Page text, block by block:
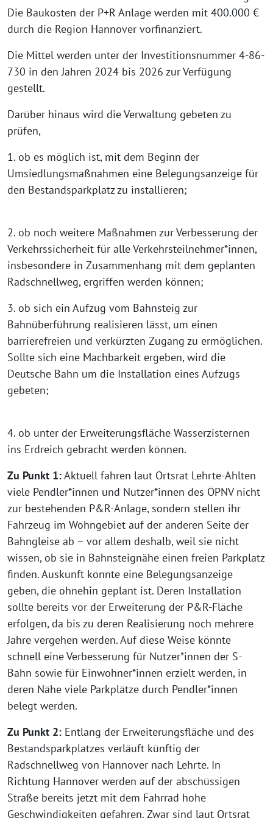
Die Baukosten der P+R Anlage werden mit 400.000 €
durch die Region Hannover vorfinanziert.
Die Mittel werden unter der Investitionsnummer 4-86-
730 in den Jahren 2024 bis 2026 zur Verfügung
gestellt.
Darüber hinaus wird die Verwaltung gebeten zu
prüfen,
1. ob es möglich ist, mit dem Beginn der
Umsiedlungsmaßnahmen eine Belegungsanzeige für
den Bestandsparkplatz zu installieren;
2. ob noch weitere Maßnahmen zur Verbesserung der
Verkehrssicherheit für alle Verkehrsteilnehmer*innen,
insbesondere in Zusammenhang mit dem geplanten
Radschnellweg, ergriffen werden können;
3. ob sich ein Aufzug vom Bahnsteig zur
Bahnüberführung realisieren lässt, um einen
barrierefreien und verkürzten Zugang zu ermöglichen.
Sollte sich eine Machbarkeit ergeben, wird die
Deutsche Bahn um die Installation eines Aufzugs
gebeten;
4. ob unter der Erweiterungsfläche Wasserzisternen
ins Erdreich gebracht werden können.
Zu Punkt 1:Aktuell fahren laut Ortsrat Lehrte-Ahlten
viele Pendler*innen und Nutzer*innen des ÖPNV nicht
zur bestehenden P&R-Anlage, sondern stellen ihr
Fahrzeug im Wohngebiet auf der anderen Seite der
Bahngleise ab – vor allem deshalb, weil sie nicht
wissen, ob sie in Bahnsteignähe einen freien Parkplatz
finden. Auskunft könnte eine Belegungsanzeige
geben, die ohnehin geplant ist. Deren Installation
sollte bereits vor der Erweiterung der P&R-Fläche
erfolgen, da bis zu deren Realisierung noch mehrere
Jahre vergehen werden. Auf diese Weise könnte
schnell eine Verbesserung für Nutzer*innen der S-
Bahn sowie für Einwohner*innen erzielt werden, in
deren Nähe viele Parkplätze durch Pendler*innen
belegt werden.
Zu Punkt 2: Entlang der Erweiterungsfläche und des
Bestandsparkplatzes verläuft künftig der
Radschnellweg von Hannover nach Lehrte. In
Richtung Hannover werden auf der abschüssigen
Straße bereits jetzt mit dem Fahrrad hohe
Geschwindigkeiten gefahren. Zwar sind laut Ortsrat